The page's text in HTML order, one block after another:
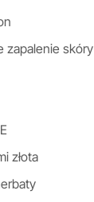
zapalenie skóry
złota